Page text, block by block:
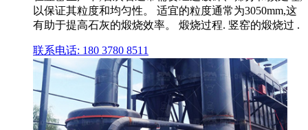
以保证其粒度和均匀性。 适宜的粒度通常为3050mm,这
有助于提高石灰的煅烧效率。 煅烧过程. 竖窑的煅烧过 .
联系电话: 180 3780 8511